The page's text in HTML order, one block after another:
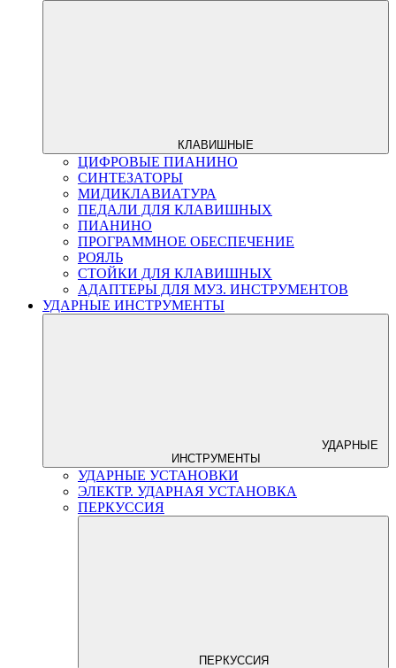
КЛАВИШНЫЕ
ЦИФРОВЫЕ ПИАНИНО
СИНТЕЗАТОРЫ
МИДИКЛАВИАТУРА
ПЕДАЛИ ДЛЯ КЛАВИШНЫХ
ПИАНИНО
ПРОГРАММНОЕ ОБЕСПЕЧЕНИЕ
РОЯЛЬ
СТОЙКИ ДЛЯ КЛАВИШНЫХ
АДАПТЕРЫ ДЛЯ МУЗ. ИНСТРУМЕНТОВ
УДАРНЫЕ ИНСТРУМЕНТЫ
УДАРНЫЕ
ИНСТРУМЕНТЫ
УДАРНЫЕ УСТАНОВКИ
ЭЛЕКТР. УДАРНАЯ УСТАНОВКА
ПЕРКУССИЯ
ПЕРКУССИЯ